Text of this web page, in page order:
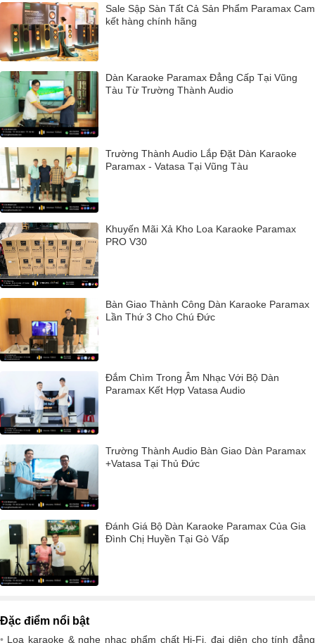
Sale Sập Sàn Tất Cả Sản Phẩm Paramax Cam
kết hàng chính hãng
Dàn Karaoke Paramax Đẳng Cấp Tại Vũng
Tàu Từ Trường Thành Audio
Trường Thành Audio Lắp Đặt Dàn Karaoke
Paramax - Vatasa Tại Vũng Tàu
Khuyến Mãi Xả Kho Loa Karaoke Paramax
PRO V30
Bàn Giao Thành Công Dàn Karaoke Paramax
Lần Thứ 3 Cho Chú Đức
Đắm Chìm Trong Âm Nhạc Với Bộ Dàn
Paramax Kết Hợp Vatasa Audio
Trường Thành Audio Bàn Giao Dàn Paramax
+Vatasa Tại Thủ Đức
Đánh Giá Bộ Dàn Karaoke Paramax Của Gia
Đình Chị Huyền Tại Gò Vấp
Đặc điểm nổi bật
Loa karaoke & nghe nhạc phẩm chất Hi-Fi, đại diện cho tính đẳng